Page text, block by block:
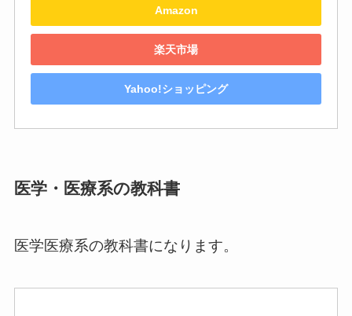
Amazon
楽天市場
Yahoo!ショッピング
医学・医療系の教科書
医学医療系の教科書になります。